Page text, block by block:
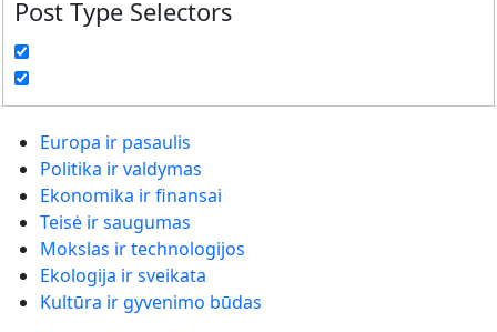
Post Type Selectors
Europa ir pasaulis
Politika ir valdymas
Ekonomika ir finansai
Teisė ir saugumas
Mokslas ir technologijos
Ekologija ir sveikata
Kultūra ir gyvenimo būdas